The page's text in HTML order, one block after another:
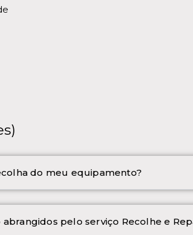
do meu equipamento?
pelo serviço Recolhe e